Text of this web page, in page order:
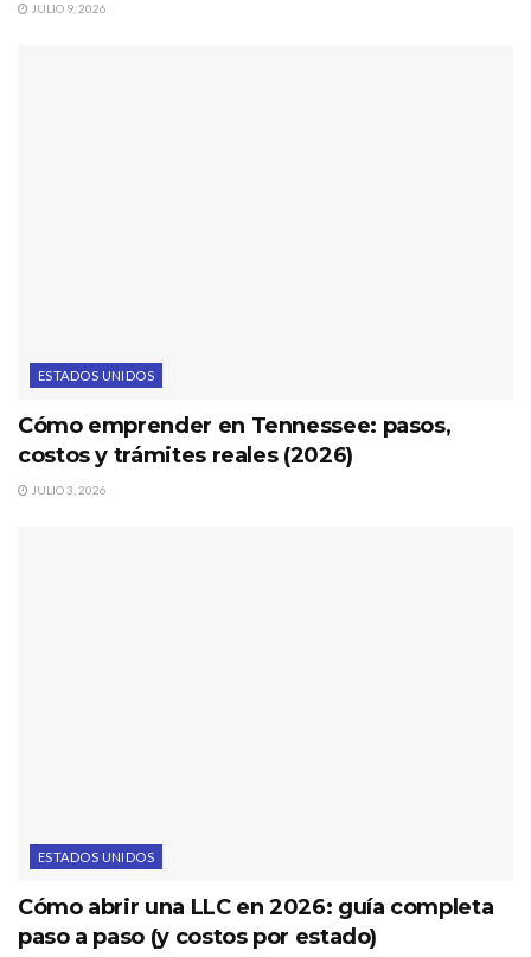
JULIO 9, 2026
ESTADOS UNIDOS
Cómo emprender en Tennessee: pasos,
costos y trámites reales (2026)
JULIO 3, 2026
ESTADOS UNIDOS
Cómo abrir una LLC en 2026: guía completa
paso a paso (y costos por estado)